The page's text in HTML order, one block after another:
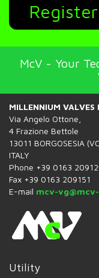
McV - Your
MILLENNIUM VALVES
Via Angelo Ottone,
4 Frazione Bettole
13011 BORGOSESIA
ITALY
Phone +39 0163
Fax +39 0163 209151
E-mail mcv-
Utility